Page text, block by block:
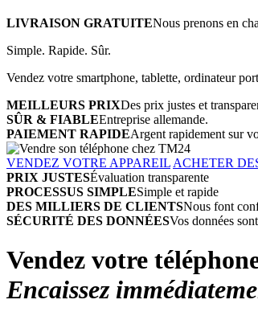
LIVRAISON GRATUITENous prenons en
Simple. Rapide. Sûr.
Vendez votre smartphone, tablette, ordinateur
MEILLEURS PRIXDes prix justes et
SÛR & FIABLEEntreprise allemande.
PAIEMENT RAPIDEArgent rapidement sur
VENDEZ VOTRE APPAREIL ACHETER
PRIX JUSTESÉvaluation transparente
PROCESSUS SIMPLESimple et rapide
DES MILLIERS DE CLIENTSNous font
SÉCURITÉ DES DONNÉESVos données
Vendez votre
Encaissez